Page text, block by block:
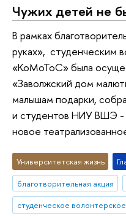
Чужих детей не
В рамках
руках», студенческим
«КоМоТоС» была
«Заволжский дом
малышам подарки,
и студентов НИУ ВШЭ -
новое
Университетская жизнь
благотворительная акция